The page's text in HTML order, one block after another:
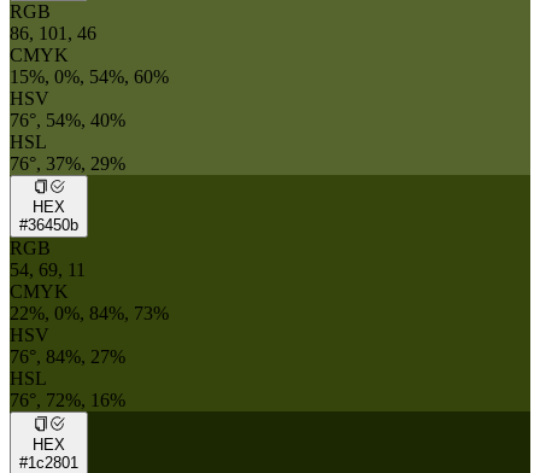
RGB
86, 101, 46
CMYK
15%, 0%, 54%, 60%
HSV
76°, 54%, 40%
HSL
76°, 37%, 29%
HEX
#36450b
RGB
54, 69, 11
CMYK
22%, 0%, 84%, 73%
HSV
76°, 84%, 27%
HSL
76°, 72%, 16%
HEX
#1c2801